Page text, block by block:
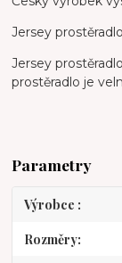
Jersey
Jersey
prostěradlo je
Parametry
Výrobce
Rozměry